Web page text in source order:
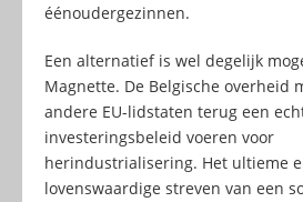
éénoudergezinnen.
Een alternatief is wel degelijk
Magnette. De Belgische overheid
andere EU-lidstaten terug een
investeringsbeleid voeren voor
herindustrialisering. Het ultieme
lovenswaardige streven van een